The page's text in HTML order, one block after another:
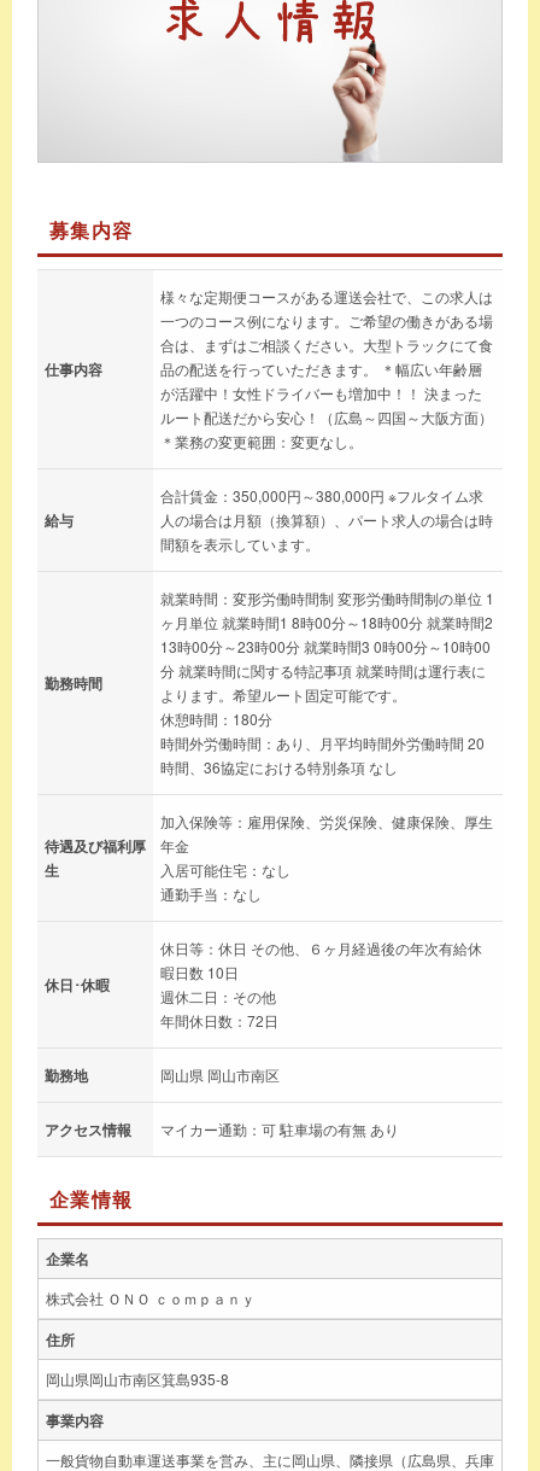
募集内容
仕事内容
様々な定期便コースがある運送会社で、この求人は
一つのコース例になります。ご希望の働きがある場
合は、まずはご相談ください。大型トラックにて食
品の配送を行っていただきます。 ＊幅広い年齢層
が活躍中！女性ドライバーも増加中！！ 決まった
ルート配送だから安心！（広島～四国～大阪方面）
＊業務の変更範囲：変更なし。
給与
合計賃金：350,000円～380,000円 ※フルタイム求
人の場合は月額（換算額）、パート求人の場合は時
間額を表示しています。
勤務時間
就業時間：変形労働時間制 変形労働時間制の単位 1
ヶ月単位 就業時間1 8時00分～18時00分 就業時間2
13時00分～23時00分 就業時間3 0時00分～10時00
分 就業時間に関する特記事項 就業時間は運行表に
よります。希望ルート固定可能です。
休憩時間：180分
時間外労働時間：あり、月平均時間外労働時間 20
時間、36協定における特別条項 なし
待遇及び福利厚
生
加入保険等：雇用保険、労災保険、健康保険、厚生
年金
入居可能住宅：なし
通勤手当：なし
休日･休暇
休日等：休日 その他、６ヶ月経過後の年次有給休
暇日数 10日
週休二日：その他
年間休日数：72日
勤務地 岡山県 岡山市南区
アクセス情報 マイカー通勤：可 駐車場の有無 あり
企業情報
企業名
株式会社 ＯＮＯ ｃｏｍｐａｎｙ
住所
岡山県岡山市南区箕島935-8
事業内容
一般貨物自動車運送事業を営み、主に岡山県、隣接県（広島県、兵庫